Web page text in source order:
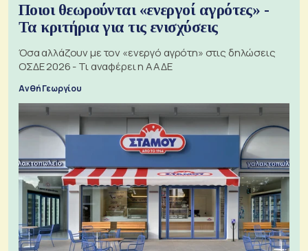
Ποιοι θεωρούνται «ενεργοί αγρότες» -
Τα κριτήρια για τις ενισχύσεις
Όσα αλλάζουν με τον «ενεργό αγρότη» στις δηλώσεις
ΟΣΔΕ 2026 - Τι αναφέρει η ΑΑΔΕ
Ανθή Γεωργίου